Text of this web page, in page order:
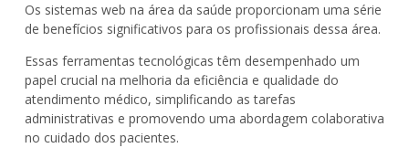
Os sistemas web na área da saúde proporcionam uma série
de benefícios significativos para os profissionais dessa área.
Essas ferramentas tecnológicas têm desempenhado um
papel crucial na melhoria da eficiência e qualidade do
atendimento médico, simplificando as tarefas
administrativas e promovendo uma abordagem colaborativa
no cuidado dos pacientes.